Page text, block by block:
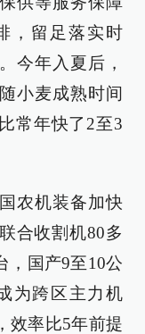
，留足落实时
今年入夏后，
小麦成熟时间
常年快了2至3
农机装备加快
合收割机80多
，国产9至10公
为跨区主力机
效率比5年前提